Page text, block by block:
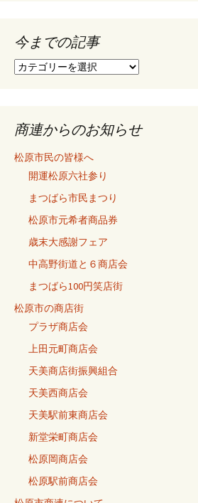
ン
今までの記事
今
記
事
商連からのお知らせ
松原市民の皆様へ
開運松原六社参り
まつばら市民まつり
松原市元希者商品券
歳末大感謝フェア
中高野街道と６商店会
まつばら100円笑店街
松原市の商店街
プラザ商店会
上田元町商店会
天美商店街振興組合
天美西商店会
天美駅前東商店会
新堂栄町商店会
松原岡商店会
松原駅前商店会